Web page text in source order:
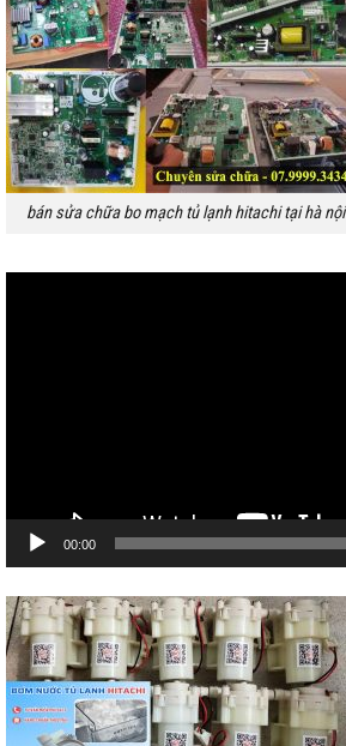
bán sửa chữa bo mạch tủ lạnh hitachi tại hà nội
00:00